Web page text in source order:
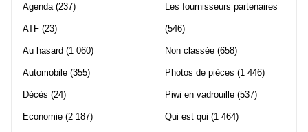
Agenda (237)
ATF (23)
Au hasard (1 060)
Automobile (355)
Décès (24)
Economie (2 187)
Les fournisseurs partenaires
(546)
Non classée (658)
Photos de pièces (1 446)
Piwi en vadrouille (537)
Qui est qui (1 464)